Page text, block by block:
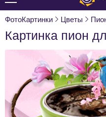
ФотоКартинки Цветы
Картинка пион